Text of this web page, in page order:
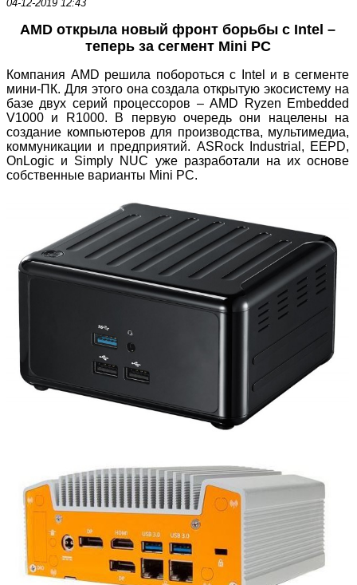
04-12-2019 12:43
AMD открыла новый фронт борьбы с Intel –
теперь за сегмент Mini PC
Компания AMD решила побороться с Intel и в сегменте
мини-ПК. Для этого она создала открытую экосистему на
базе двух серий процессоров – AMD Ryzen Embedded
V1000 и R1000. В первую очередь они нацелены на
создание компьютеров для производства, мультимедиа,
коммуникации и предприятий. ASRock Industrial, EEPD,
OnLogic и Simply NUC уже разработали на их основе
собственные варианты Mini PC.